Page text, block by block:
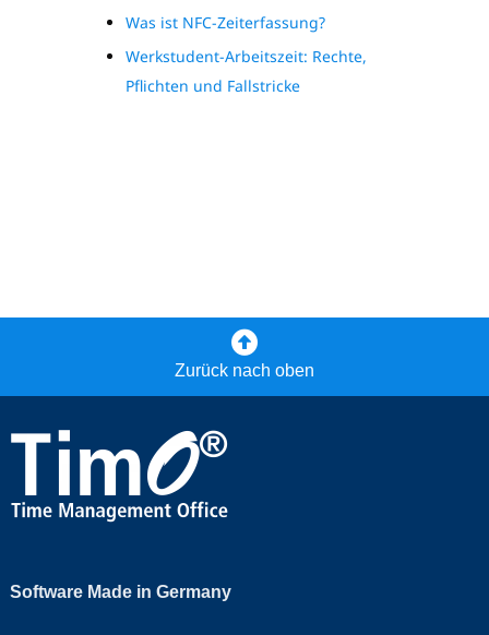
Was ist NFC-Zeiterfassung?
Werkstudent-Arbeitszeit: Rechte,
Pflichten und Fallstricke
Zurück nach oben
Software Made in Germany